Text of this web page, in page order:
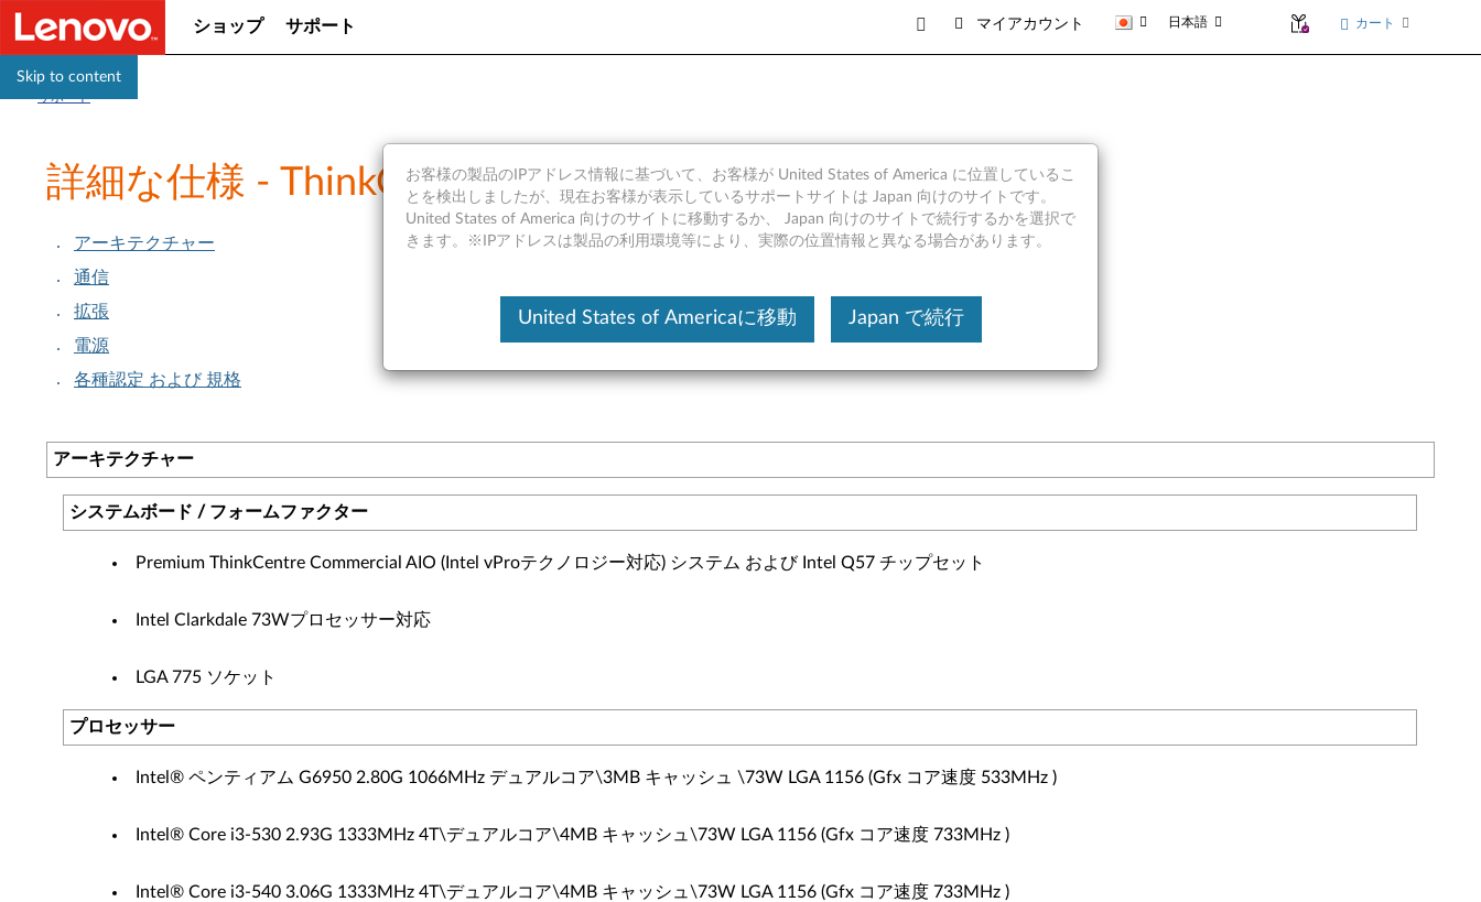
Skip to content
ショップ サポート マイアカウント 日本語 カート
サポート
詳細な仕様 - ThinkCentre M90z
アーキテクチャー
セキュリティー
通信
拡張
記録装置
電源
ビデオ
各種認定 および 規格
アーキテクチャー
システムボード / フォームファクター
Premium ThinkCentre Commercial AIO (Intel vProテクノロジー対応) システム および Intel Q57 チップセット
Intel Clarkdale 73Wプロセッサー対応
LGA 775 ソケット
プロセッサー
Intel® ペンティアム G6950 2.80G 1066MHz デュアルコア\3MB キャッシュ \73W LGA 1156 (Gfx コア速度 533MHz )
Intel® Core i3-530 2.93G 1333MHz 4T\デュアルコア\4MB キャッシュ\73W LGA 1156 (Gfx コア速度 733MHz )
Intel® Core i3-540 3.06G 1333MHz 4T\デュアルコア\4MB キャッシュ\73W LGA 1156 (Gfx コア速度 733MHz )
お客様の製品のIPアドレス情報に基づいて、お客様が United States of America に位置しているこ
とを検出しましたが、現在お客様が表示しているサポートサイトは Japan 向けのサイトです。
United States of America 向けのサイトに移動するか、 Japan 向けのサイトで続行するかを選択で
きます。※IPアドレスは製品の利用環境等により、実際の位置情報と異なる場合があります。
United States of Americaに移動 Japan で続行